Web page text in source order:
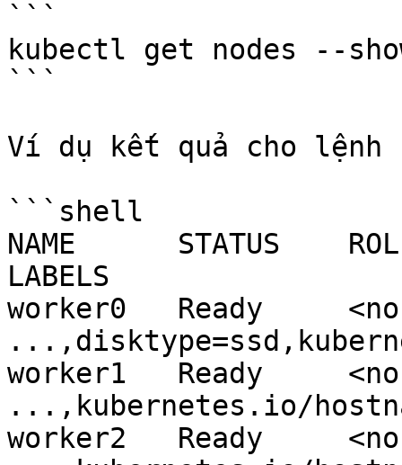
```
kubectl get nodes --
```
Ví dụ kết quả cho lệnh
```shell
NAME      STATUS
LABELS
worker0   Ready
worker1   Ready
...,kubernetes.io/
worker2   Ready